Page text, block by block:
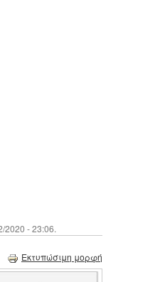
2020 - 23:06.
Εκτυπώσιμη μορφή